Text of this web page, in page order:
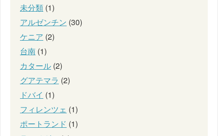
未分類 (1)
アルゼンチン (30)
ケニア (2)
台南 (1)
カタール (2)
グアテマラ (2)
ドバイ (1)
フィレンツェ (1)
ポートランド (1)